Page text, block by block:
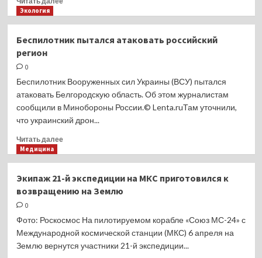
трагедии
дня:
Кайли
Дженнер
встречаются
Экология
Беспилотник пытался атаковать российский
регион
0
Беспилотник Вооруженных сил Украины (ВСУ) пытался
атаковать Белгородскую область. Об этом журналистам
сообщили в Минобороны России.© Lenta.ruТам уточнили,
что украинский дрон...
Читать далееПрочитать
пытался
атаковать
регион
Медицина
Экипаж 21-й экспедиции на МКС приготовился к
возвращению на Землю
0
Фото: Роскосмос На пилотируемом корабле «Союз МС-24» с
Международной космической станции (МКС) 6 апреля на
Землю вернутся участники 21-й экспедиции...